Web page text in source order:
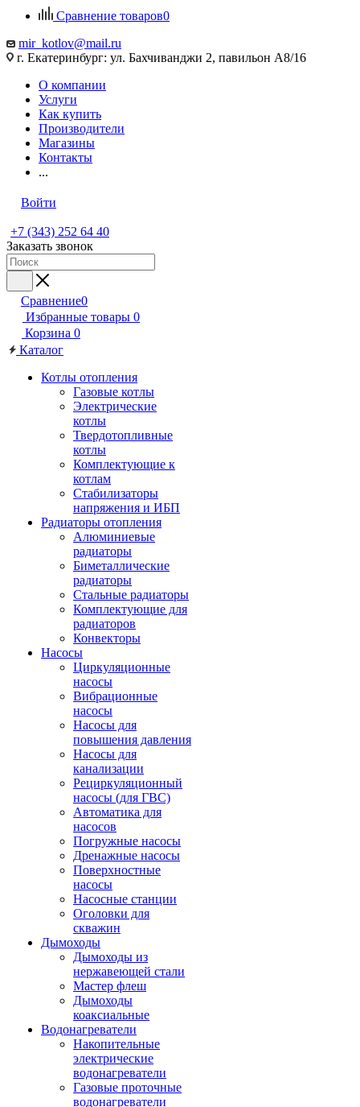
Сравнение товаров0
mir_kotlov@mail.ru
г. Екатеринбург: ул. Бахчиванджи 2, павильон А8/16
О компании
Услуги
Как купить
Производители
Магазины
Контакты
...
Войти
+7 (343) 252 64 40
Заказать звонок
Сравнение0
Избранные товары 0
Корзина 0
Каталог
Котлы отопления
Газовые котлы
Электрические
котлы
Твердотопливные
котлы
Комплектующие к
котлам
Стабилизаторы
напряжения и ИБП
Радиаторы отопления
Алюминиевые
радиаторы
Биметаллические
радиаторы
Стальные радиаторы
Комплектующие для
радиаторов
Конвекторы
Насосы
Циркуляционные
насосы
Вибрационные
насосы
Насосы для
повышения давления
Насосы для
канализации
Рециркуляционный
насосы (для ГВС)
Автоматика для
насосов
Погружные насосы
Дренажные насосы
Поверхностные
насосы
Насосные станции
Оголовки для
скважин
Дымоходы
Дымоходы из
нержавеющей стали
Мастер флеш
Дымоходы
коаксиальные
Водонагреватели
Накопительные
электрические
водонагреватели
Газовые проточные
водонагреватели